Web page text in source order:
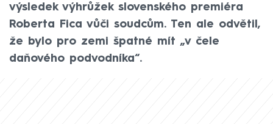
výsledek výhrůžek slovenského premiéra
Roberta Fica vůči soudcům. Ten ale odvětil,
že bylo pro zemi špatné mít „v čele
daňového podvodníka“.